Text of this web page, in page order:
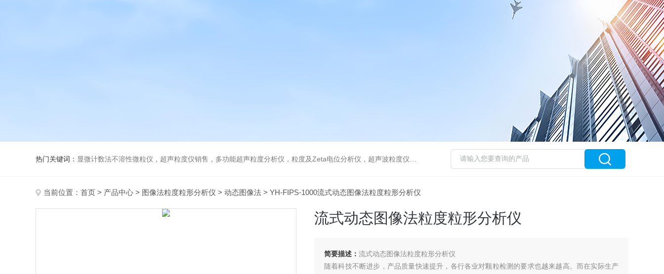
热门关键词： 显微计数法不溶性微粒仪，超声粒度仪销售，多功能超声粒度分析仪，粒度及Zeta电位分析仪，超声波粒度仪，澄清度检查专用伞棚灯，伞棚灯，超声粒度仪超声电位分析仪
当前位置： 首页 > 产品中心 > 图像法粒度粒形分析仪 > 动态图像法 > YH-FIPS-1000流式动态图像法粒度粒形分析仪
流式动态图像法粒度粒形分析仪
简要描述： 流式动态图像法粒度粒形分析仪
随着科技不断进步，产品质量快速提升，各行各业对颗粒检测的要求也越来越高。而在实际生产